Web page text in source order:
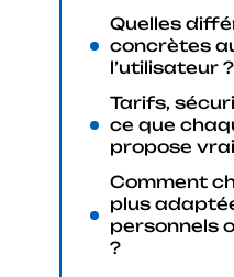
Quelles
concrètes
l’utilisateur ?
Tarifs,
ce que
propose
Comment
plus
personnels
?